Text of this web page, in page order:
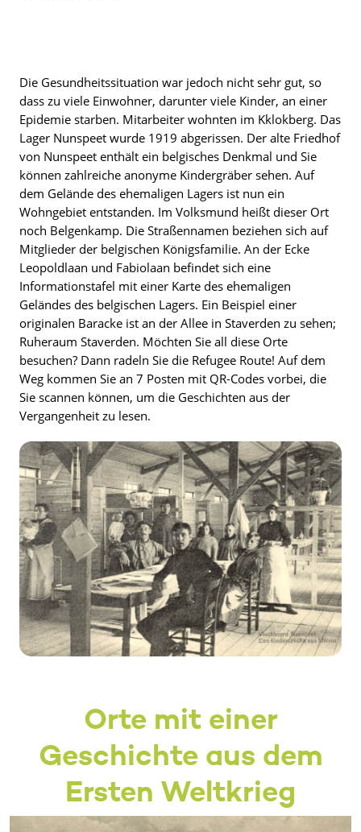
Die Gesundheitssituation war jedoch nicht sehr gut, so
dass zu viele Einwohner, darunter viele Kinder, an einer
Epidemie starben. Mitarbeiter wohnten im Kklokberg. Das
Lager Nunspeet wurde 1919 abgerissen. Der alte Friedhof
von Nunspeet enthält ein belgisches Denkmal und Sie
können zahlreiche anonyme Kindergräber sehen. Auf
dem Gelände des ehemaligen Lagers ist nun ein
Wohngebiet entstanden. Im Volksmund heißt dieser Ort
noch Belgenkamp. Die Straßennamen beziehen sich auf
Mitglieder der belgischen Königsfamilie. An der Ecke
Leopoldlaan und Fabiolaan befindet sich eine
Informationstafel mit einer Karte des ehemaligen
Geländes des belgischen Lagers. Ein Beispiel einer
originalen Baracke ist an der Allee in Staverden zu sehen;
Ruheraum Staverden. Möchten Sie all diese Orte
besuchen? Dann radeln Sie die Refugee Route! Auf dem
Weg kommen Sie an 7 Posten mit QR-Codes vorbei, die
Sie scannen können, um die Geschichten aus der
Vergangenheit zu lesen.
Orte mit einer
Geschichte aus dem
Ersten Weltkrieg